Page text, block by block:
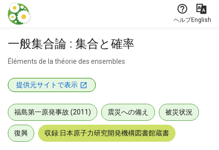
本文に飛ぶ
ヘルプEnglish
一般集合論 : 集合と確率
Éléments de la théorie des ensembles
提供元サイトで表示
福島第一原発事故 (2011) 震災への備え 被災状況
復興 収録:日本原子力研究開発機構図書館蔵書